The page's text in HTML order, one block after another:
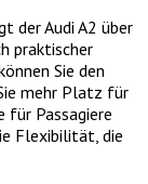
der Audi A2 über
praktischer
Sie den
mehr Platz für
für Passagiere
Flexibilität, die